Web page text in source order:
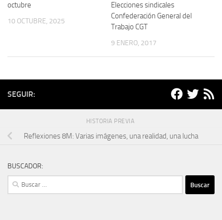
octubre
10 OCTUBRE, 2025
Elecciones sindicales
Confederación General del
Trabajo CGT
9 ENERO, 2017
SEGUIR:
HISTORIA PREVIA
Reflexiones 8M: Varias imágenes, una realidad, una lucha
BUSCADOR:
Buscar: